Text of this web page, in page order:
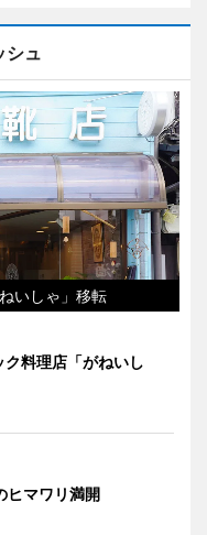
シュ
いしゃ」移転
料理店「がねいし
ヒマワリ満開